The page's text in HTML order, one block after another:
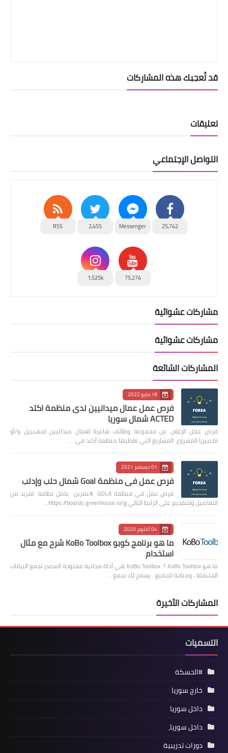
قد تُعجبك هذه المشاركات
تعليقات
التواصل الإجتماعي
25,742
Messenger
2,455
RSS
75,274
1,525k
مشاركات عشوائية
مشاركات عشوائية
المشاركات الشائعة
19 مايو 2022
فرص عمل عمال ميدانيين لدى منظمة اكتد
ACTED شمال سوريا
فرص عمل الإعلان عن مجموعة وظائف شاغرة لعمال ميدانيين (مهنيين و/أو
تقنيين) المشروع: المشاريع التي تغطيها منظمة أكتد في …
01 ديسمبر 2021
فرص عمل في منظمة Goal شمال حلب وإدلب
فرص عمل في منظمة GOLA #عفرين عامل نظافة لمزيد من
التفاصيل وللتقديم على الرابط التالي https://boards.greenhouse.io/g…
04 أكتوبر 2020
ما هو برنامج كوبو KoBo Toolbox شرح مع مثال
استخدام
ما هو KoBo Toolbox ؟ KoBo Toolbox هي أداة مجانية مفتوحة المصدر لجمع البيانات
المتنقلة ، ومتاحة للجميع. يسمح لك بجمع …
المشاركات الأخيرة
التسميات
#الحسكة
خارج سوريا
داخل سوريا
داخل سوريا،
دورات تدريبية